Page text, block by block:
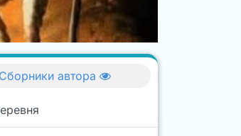
Сборники автора